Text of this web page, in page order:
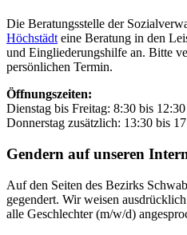
Die Beratungsstelle der
Höchstädt eine Beratung in den
und Eingliederungshilfe an. Bitte
persönlichen Termin.
Öffnungszeiten:
Dienstag bis Freitag: 8:30 bis
Donnerstag zusätzlich: 13:30 bis
Gendern auf unseren
Auf den Seiten des Bezirks
gegendert. Wir weisen
alle Geschlechter (m/w/d)